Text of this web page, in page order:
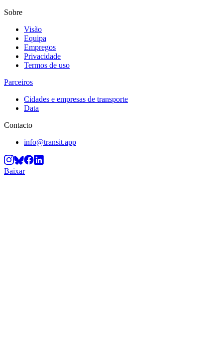
Sobre
Visão
Equipa
Empregos
Privacidade
Termos de uso
Parceiros
Cidades e empresas de transporte
Data
Contacto
info@transit.app
Baixar